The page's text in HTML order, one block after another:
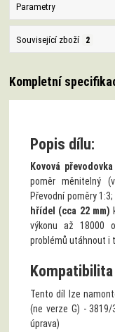
Parametry
Související zboží 2
Kompletní
Popis dílu:
Kovová převodovka
poměr měnitelný
Převodní poměry
hřídel (cca 22 mm)
výkonu až 18000
problémů utáhnout i
Tento díl lze
(ne verze G) -
úprava)